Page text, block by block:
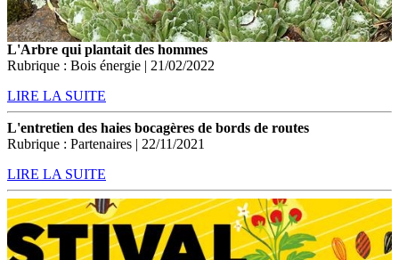
L'Arbre qui plantait des hommes
Rubrique : Bois énergie | 21/02/2022
LIRE LA SUITE
L'entretien des haies bocagères de bords de routes
Rubrique : Partenaires | 22/11/2021
LIRE LA SUITE